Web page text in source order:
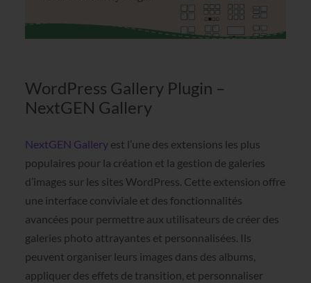
WordPress Gallery Plugin –
NextGEN Gallery
NextGEN Galleryest l’une des extensions les plus
populaires pour la création et la gestion de galeries
d’images sur les sites WordPress. Cette extension offre
une interface conviviale et des fonctionnalités
avancées pour permettre aux utilisateurs de créer des
galeries photo attrayantes et personnalisées. Ils
peuvent organiser leurs images dans des albums,
appliquer des effets de transition, et personnaliser